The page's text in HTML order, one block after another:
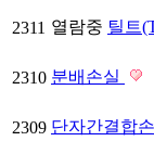
2311 열람중 틸트
2310 분배손실
2309 단자간결합